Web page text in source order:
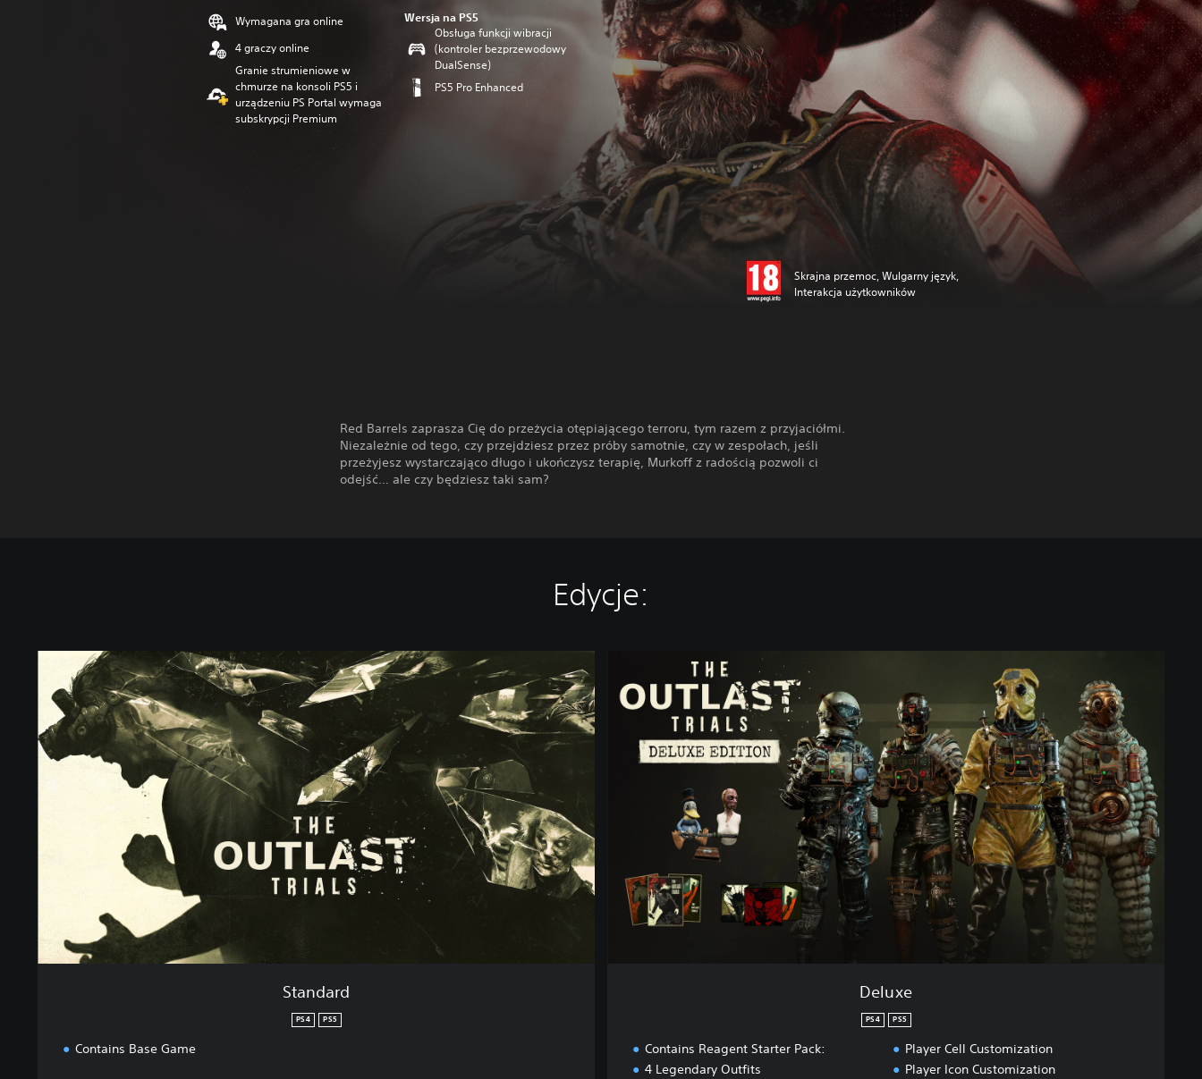
Wymagana gra online
4 graczy online
Granie strumieniowe w
chmurze na konsoli PS5 i
urządzeniu PS Portal wymaga
subskrypcji Premium
Wersja na PS5
Obsługa funkcji wibracji
(kontroler bezprzewodowy
DualSense)
PS5 Pro Enhanced
Skrajna przemoc, Wulgarny język,
Interakcja użytkowników
Red Barrels zaprasza Cię do przeżycia otępiającego terroru, tym razem z przyjaciółmi.
Niezależnie od tego, czy przejdziesz przez próby samotnie, czy w zespołach, jeśli
przeżyjesz wystarczająco długo i ukończysz terapię, Murkoff z radością pozwoli ci
odejść… ale czy będziesz taki sam?
Edycje:
d
a
Standard
PS4 PS5
Contains Base Game
Deluxe
PS4 PS5
Contains Reagent Starter Pack:
4 Legendary Outfits
Player Cell Customization
Player Icon Customization